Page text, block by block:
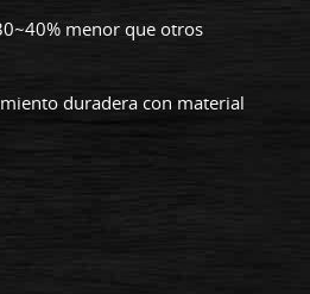
menor que otros
duradera con material